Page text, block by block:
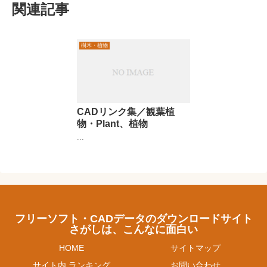
関連記事
樹木・植物
CADリンク集／観葉植
物・Plant、植物
...
フリーソフト・CADデータのダウンロードサイト
さがしは、こんなに面白い
HOME
サイトマップ
サイト内 ランキング
お問い合わせ